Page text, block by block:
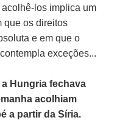
los implica um
que os direitos
e em que o
exceções...
Hungria fechava
acolhiam
a partir da Síria.